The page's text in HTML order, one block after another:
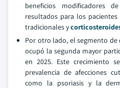
beneficios modificadores
resultados para los
tradicionales y
Por otro lado, el segmento
ocupó la segunda mayor
en 2025. Este crecimiento
prevalencia de afecciones
como la psoriasis y la